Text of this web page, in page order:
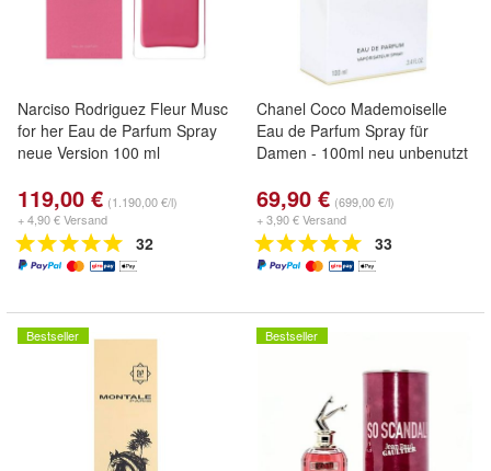
Narciso Rodriguez Fleur Musc
for her Eau de Parfum Spray
neue Version 100 ml
119,00 € (1.190,00 €/l)
+ 4,90 € Versand
32
Chanel Coco Mademoiselle
Eau de Parfum Spray für
Damen - 100ml neu unbenutzt
69,90 € (699,00 €/l)
+ 3,90 € Versand
33
Bestseller Bestseller